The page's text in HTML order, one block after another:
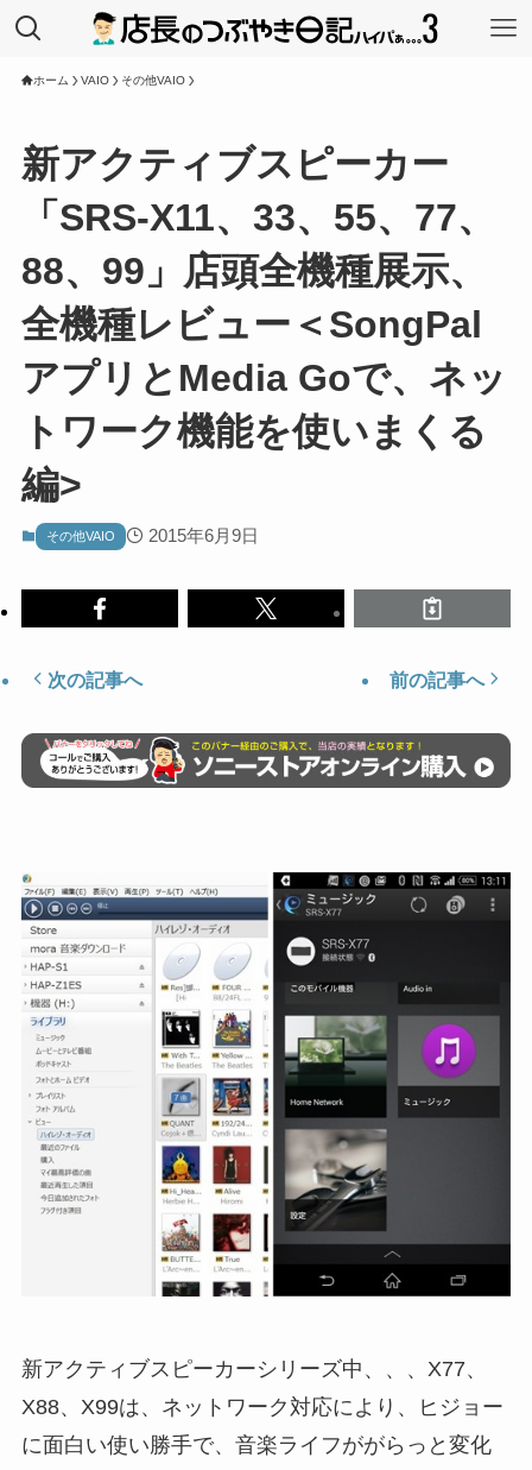
ホーム VAIO その他VAIO
新アクティブスピーカー
「SRS-X11、33、55、77、
88、99」店頭全機種展示、
全機種レビュー＜SongPal
アプリとMedia Goで、ネッ
トワーク機能を使いまくる
編>
その他VAIO 2015年6月9日
次の記事へ 前の記事へ
新アクティブスピーカーシリーズ中、、、X77、
X88、X99は、ネットワーク対応により、ヒジョー
に面白い使い勝手で、音楽ライフががらっと変化